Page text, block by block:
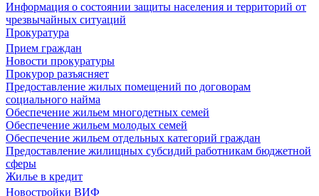
Информация о состоянии защиты населения и территорий от
чрезвычайных ситуаций
Прокуратура
Прием граждан
Новости прокуратуры
Прокурор разъясняет
Предоставление жилых помещений по договорам
социального найма
Обеспечение жильем многодетных семей
Обеспечение жильем молодых семей
Обеспечение жильем отдельных категорий граждан
Предоставление жилищных субсидий работникам бюджетной
сферы
Жилье в кредит
Новостройки ВИФ